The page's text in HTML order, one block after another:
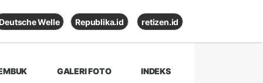
Deutsche Welle Republika.id retizen.id
GALERI FOTO INDEKS